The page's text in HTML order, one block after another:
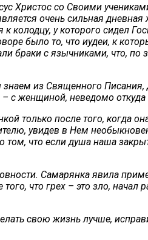
Христос со Своими
очень сильная дневная
к колодцу, у которого сидел
было то, что иудеи, к
браки с язычниками, что, по
из Священного
– с женщиной, неведомо
только после того, когда
увидев в Нем
том, что если душа наша
Самарянка явила
что грех – это зло, начал
свою жизнь лучше,